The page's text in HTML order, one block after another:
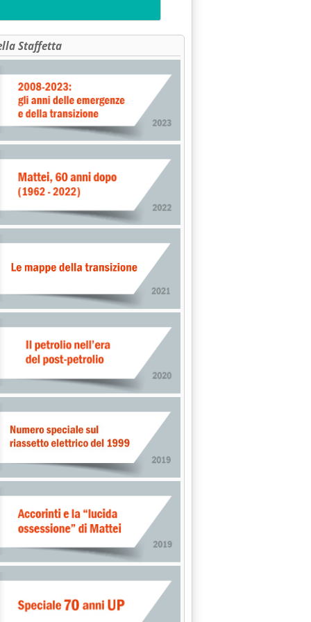
DA OGGI CORSI A "LA SAPIENZA"'
RELAZIONE SULLO STATO DELL'AMBIENTE IN
1998 alle 0.0.
FEDERAMBIENTE'
alle 0.0.
UN CONVEGNO A ROMA'
Staffetta